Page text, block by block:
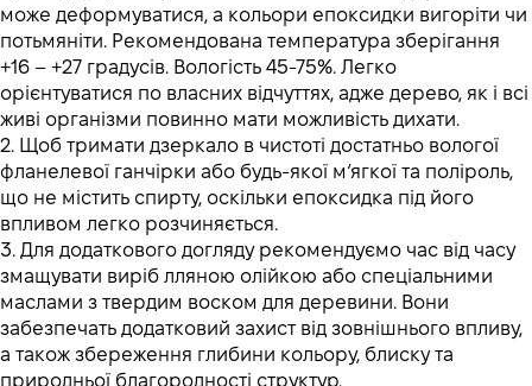
може деформуватися, а кольори епоксидки вигоріти чи
потьмяніти. Рекомендована температура зберігання
+16 – +27 градусів. Вологість 45-75%. Легко
орієнтуватися по власних відчуттях, адже дерево, як і всі
живі організми повинно мати можливість дихати.
2. Щоб тримати дзеркало в чистоті достатньо вологої
фланелевої ганчірки або будь-якої м‘ягкої та поліроль,
що не містить спирту, оскільки епоксидка під його
впливом легко розчиняється.
3. Для додаткового догляду рекомендуємо час від часу
змащувати виріб лляною олійкою або спеціальними
маслами з твердим воском для деревини. Вони
забезпечать додатковий захист від зовнішнього впливу,
а також збереження глибини кольору, блиску та
природньої благородності структур.